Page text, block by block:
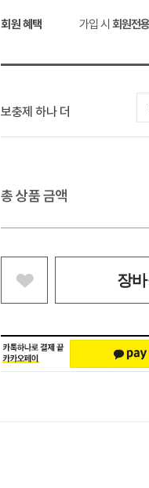
회원 혜택 가입 시 회원전
보충제 하나 더
총 상품 금액
장